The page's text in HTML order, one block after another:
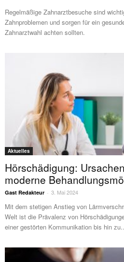
Regelmäßige Zahnarztbesuche sind
Zahnproblemen und sorgen für ein
Zahnarztwahl achten sollten.
Aktuelles
Hörschädigung:
moderne
Gast Redakteur - 3. Mai 2024
Mit dem stetigen Anstieg von
Welt ist die Prävalenz von
einer gestörten Kommunikation bis hin